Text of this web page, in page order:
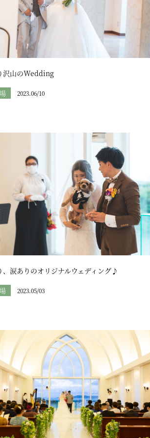
沢山のWedding
2023.06/10
、涙ありのオリジナルウェディング♪
2023.05/03